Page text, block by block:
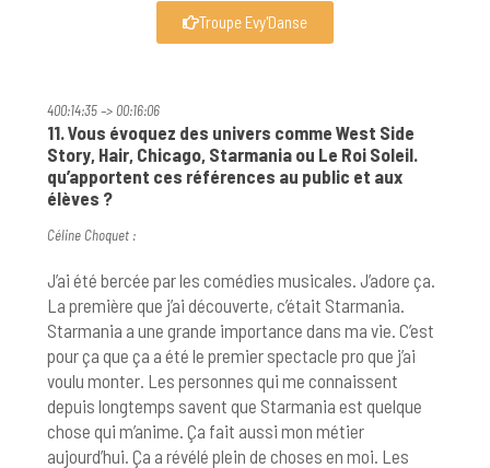
Troupe Evy'Danse
400:14:35 –> 00:16:06
11. Vous évoquez des univers comme West Side
Story, Hair, Chicago, Starmania ou Le Roi Soleil.
qu’apportent ces références au public et aux
élèves ?
Céline Choquet :
J’ai été bercée par les comédies musicales. J’adore ça.
La première que j’ai découverte, c’était Starmania.
Starmania a une grande importance dans ma vie. C’est
pour ça que ça a été le premier spectacle pro que j’ai
voulu monter. Les personnes qui me connaissent
depuis longtemps savent que Starmania est quelque
chose qui m’anime. Ça fait aussi mon métier
aujourd’hui. Ça a révélé plein de choses en moi. Les